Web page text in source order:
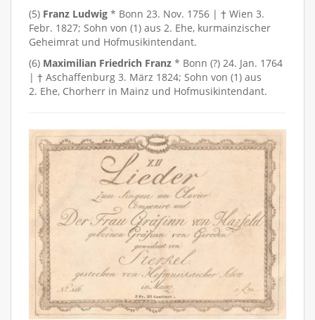
(5) Franz Ludwig * Bonn 23. Nov. 1756 | † Wien 3.
Febr. 1827; Sohn von (1) aus 2. Ehe, kurmainzischer
Geheimrat und Hofmusikintendant.
(6) Maximilian Friedrich Franz * Bonn (?) 24. Jan. 1764
| † Aschaffenburg 3. März 1824; Sohn von (1) aus
2. Ehe, Chorherr in Mainz und Hofmusikintendant.